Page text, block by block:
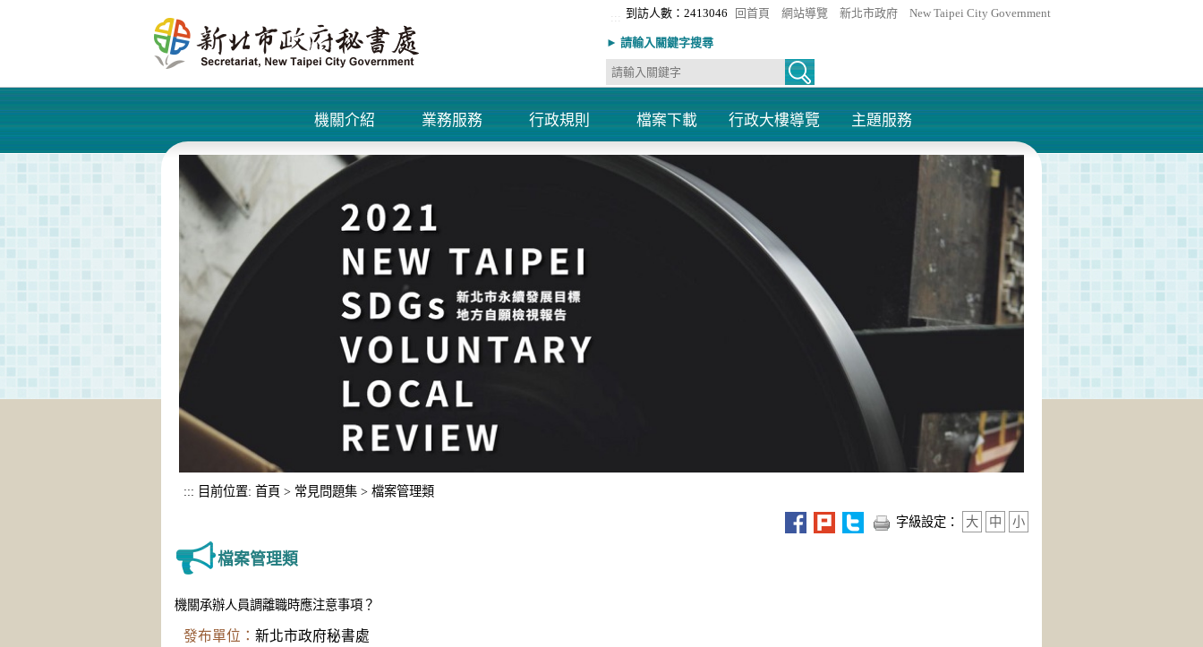
::: 到訪人數：2413046 回首頁 網站導覽 新北市政府 New Taipei City Government
► 請輸入關鍵字搜尋
機關介紹
業務服務
行政規則
檔案下載
行政大樓導覽
主題服務
::: 目前位置: 首頁 > 常見問題集 > 檔案管理類
字級設定： 大 中 小
檔案管理類
機關承辦人員調離職時應注意事項？
發布單位： 新北市政府秘書處